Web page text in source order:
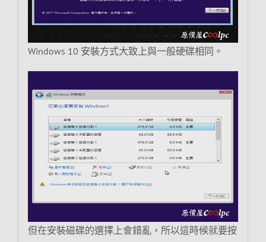
Windows 10 安裝方式大致上與一般硬碟相同。
但在安裝磁碟的選擇上會錯亂，所以這時候就要按